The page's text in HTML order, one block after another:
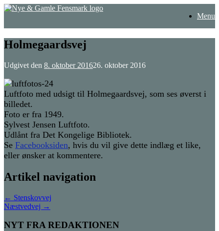
Gå
Menu
Holmegaardsvej
Udgivet den 8. oktober 201626. oktober 2016
Luftfoto med udsigt til Holmegaardsvej, som ses øverst i
billedet.
Foto er fra 1949.
Sylvest Jensen Luftfoto.
Udlånt fra Det Kongelige Bibliotek.
Se Facebooksiden, hvis du vil give dette indlæg et like,
eller ønsker at kommentere.
Artikel navigation
← Stenskovvej
Næstvedvej →
NYT FRA REDAKTIONEN